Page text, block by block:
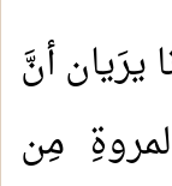
يرَيان أنَّ
مِن